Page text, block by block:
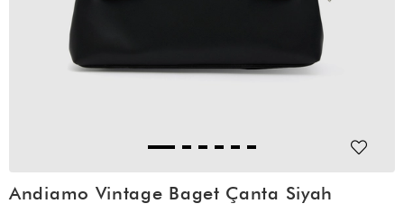
Andiamo Vintage Baget Çanta Siyah